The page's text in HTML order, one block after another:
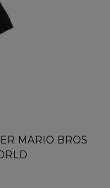
MARIO BROS